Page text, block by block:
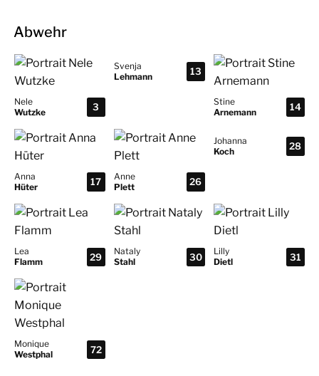
Abwehr
Nele
Wutzke
3
Svenja
Lehmann
13
Stine
Arnemann
14
Anna
Hüter
17
Anne
Plett
26
Johanna
Koch
28
Lea
Flamm
29
Nataly
Stahl
30
Lilly
Dietl
31
Monique
Westphal
72